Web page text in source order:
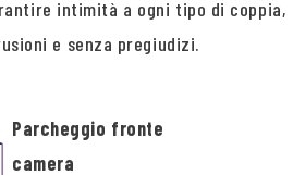
intimità a ogni tipo di coppia,
e senza pregiudizi.
Parcheggio fronte
camera